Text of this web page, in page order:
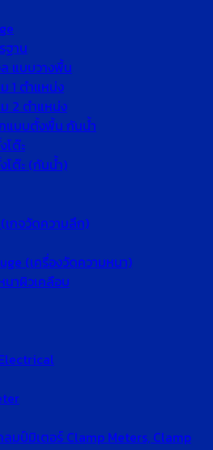
ฐาน
แบบวางพื้น
1 ตำแหน่ง
2 ตำแหน่ง
แบบตั้งพื้น กันน้ำ
โต๊ะ
โต๊ะ (กันน้ำ)
เกจวัดความลึก)
(เครื่องวัดความหนา)
นาผิวเคลือบ
มป์มิเตอร์ Clamp Meters, Clamp